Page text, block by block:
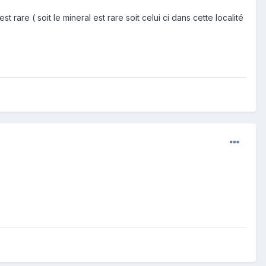
rare ( soit le mineral est rare soit celui ci dans cette localité